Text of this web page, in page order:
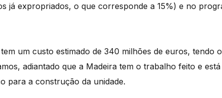
já expropriados, o que corresponde a 15%) e no
um custo estimado de 340 milhões de euros, tendo o
adiantado que a Madeira tem o trabalho feito e
para a construção da unidade.